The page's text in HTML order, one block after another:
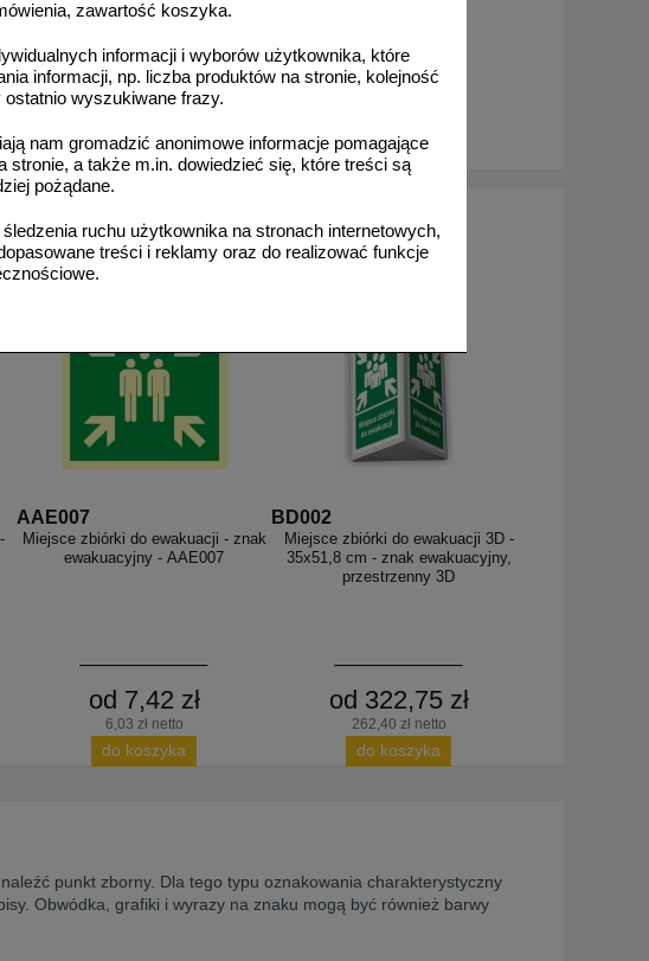
zawartość koszyka.
informacji i wyborów użytkownika, które
informacji, np. liczba produktów na stronie, kolejność
wyszukiwane frazy.
nam gromadzić anonimowe informacje pomagające
stronie, a także m.in. dowiedzieć się, które treści są
pożądane.
ruchu użytkownika na stronach internetowych,
treści i reklamy oraz do realizować funkcje
od 322,75 zł
262,40 zł netto
AAE007
Miejsce zbiórki do ewakuacji - znak
ewakuacyjny - AAE007
od 7,42 zł
6,03 zł netto
do koszyka
BD002
Miejsce zbiórki do ewakuacji 3D -
35x51,8 cm - znak ewakuacyjny,
przestrzenny 3D
od 322,75 zł
262,40 zł netto
do koszyka
punkt zborny. Dla tego typu oznakowania charakterystyczny
Obwódka, grafiki i wyrazy na znaku mogą być również barwy